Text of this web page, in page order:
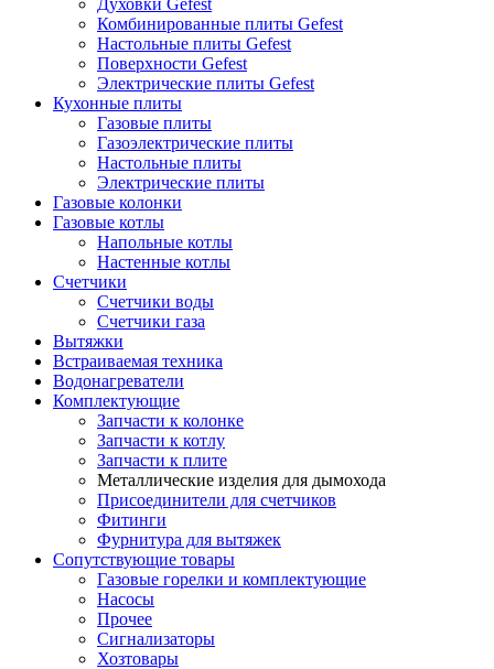
Духовки Gefest
Комбинированные плиты Gefest
Настольные плиты Gefest
Поверхности Gefest
Электрические плиты Gefest
Кухонные плиты
Газовые плиты
Газоэлектрические плиты
Настольные плиты
Электрические плиты
Газовые колонки
Газовые котлы
Напольные котлы
Настенные котлы
Счетчики
Счетчики воды
Счетчики газа
Вытяжки
Встраиваемая техника
Водонагреватели
Комплектующие
Запчасти к колонке
Запчасти к котлу
Запчасти к плите
Металлические изделия для дымохода
Присоединители для счетчиков
Фитинги
Фурнитура для вытяжек
Сопутствующие товары
Газовые горелки и комплектующие
Насосы
Прочее
Сигнализаторы
Хозтовары